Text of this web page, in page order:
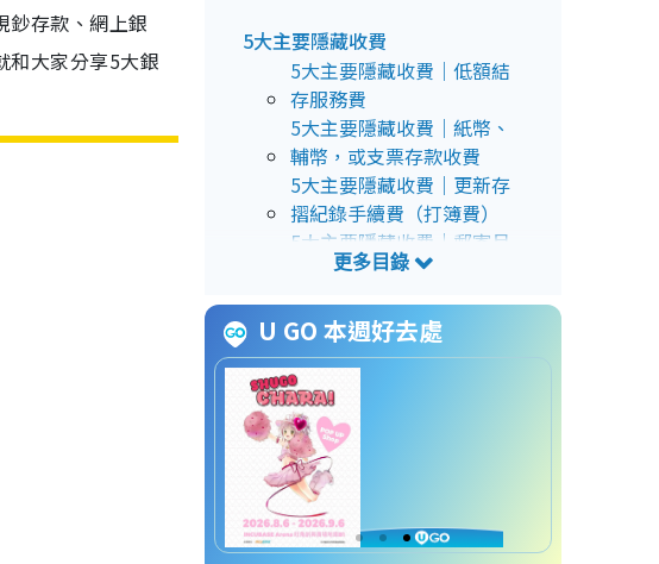
鈔存款、網上銀
和大家分享5大銀
5大主要隱藏收費
5大主要隱藏收費｜低額結
存服務費
5大主要隱藏收費｜紙幣、
輔幣，或支票存款收費
5大主要隱藏收費｜更新存
摺紀錄手續費（打簿費）
5大主要隱藏收費｜郵寄月
結單費用
5大主要隱藏收費｜退回直
接付款指示／自動轉賬／付
款指示收費
5大香港本地銀行隱藏收費詳情
滙豐銀行部份隱藏收費詳情
恒生銀行部份隱藏收費詳情
中銀香港部份隱藏收費詳情
渣打銀行部份隱藏收費詳情
東亞銀行部份隱藏收費詳情
U GO 本週好去處